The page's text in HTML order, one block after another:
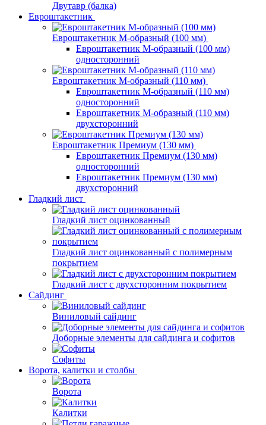
Двутавр (балка)
Евроштакетник
Евроштакетник М-образный (100 мм)
Евроштакетник М-образный (100 мм)
односторонний
Евроштакетник М-образный (110 мм)
Евроштакетник М-образный (110 мм)
односторонний
Евроштакетник М-образный (110 мм)
двухсторонний
Евроштакетник Премиум (130 мм)
Евроштакетник Премиум (130 мм)
односторонний
Евроштакетник Премиум (130 мм)
двухсторонний
Гладкий лист
Гладкий лист оцинкованный
Гладкий лист оцинкованный с полимерным
покрытием
Гладкий лист с двухсторонним покрытием
Сайдинг
Виниловый сайдинг
Доборные элементы для сайдинга и софитов
Софиты
Ворота, калитки и столбы
Ворота
Калитки